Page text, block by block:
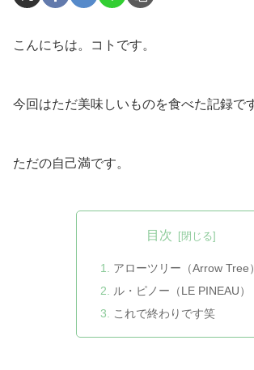
こんにちは。コトです。
今回はただ美味しいものを食べた記録で
ただの自己満です。
目次
アローツリー（Arrow Tree）
ル・ピノー（LE PINEAU）
これで終わりです笑